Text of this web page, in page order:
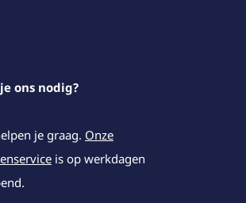
ons nodig?
je graag. Onze
is op werkdagen